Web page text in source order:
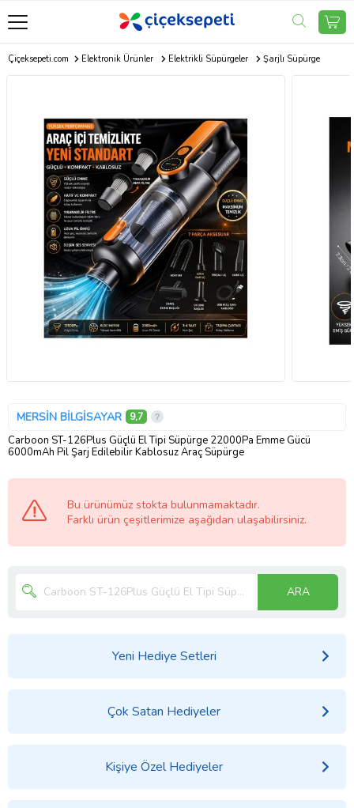
Çiçeksepeti.com Elektronik Ürünler Elektrikli Süpürgeler Şarjlı Süpürge
MERSİN BİLGİSAYAR 9,7
Carboon ST-126Plus Güçlü El Tipi Süpürge 22000Pa Emme Gücü
6000mAh Pil Şarj Edilebilir Kablosuz Araç Süpürge
Bu ürünümüz stokta bulunmamaktadır.
Farklı ürün çeşitlerimize aşağıdan ulaşabilirsiniz.
ARA
Yeni Hediye Setleri
Çok Satan Hediyeler
Kişiye Özel Hediyeler